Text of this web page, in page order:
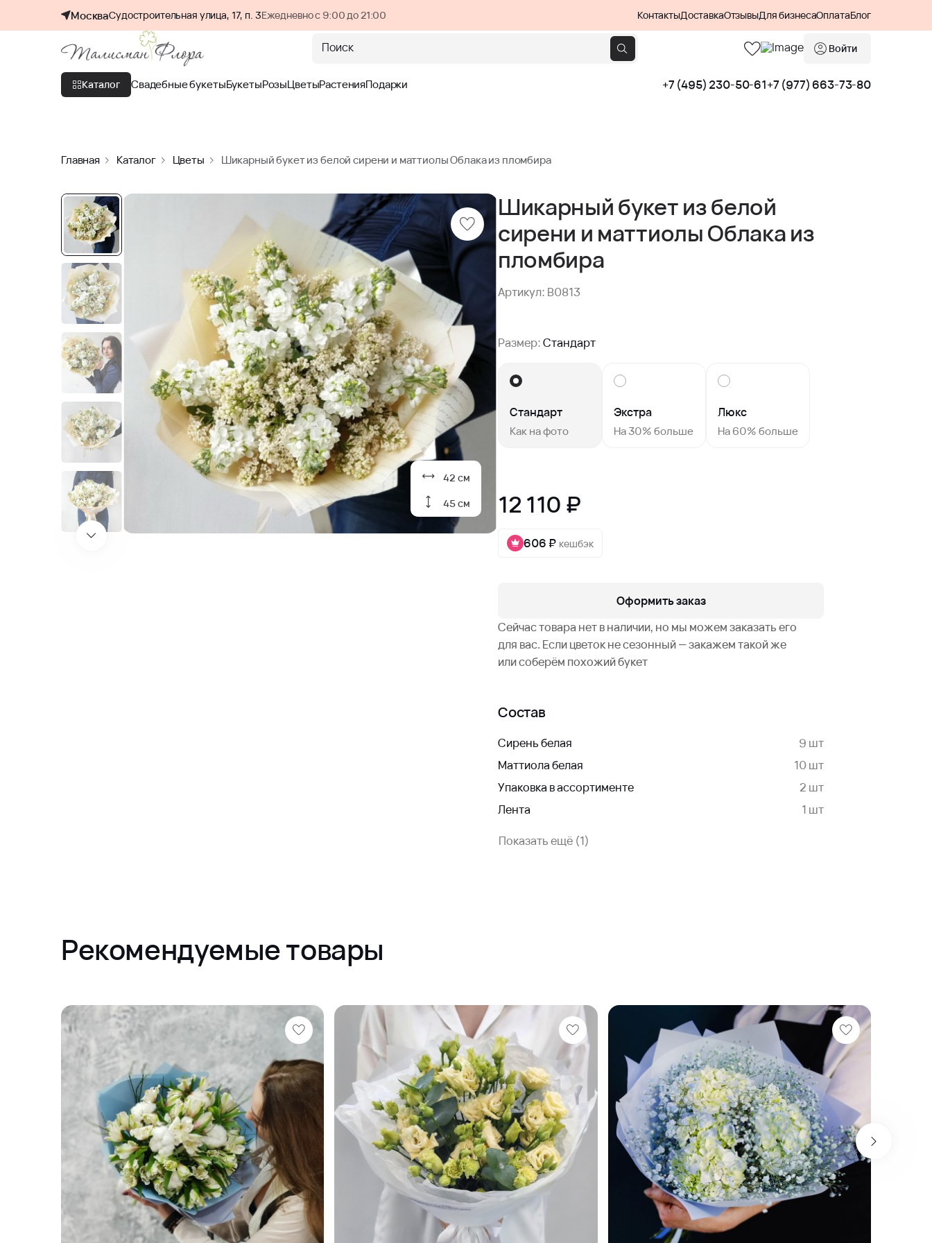
МоскваСудостроительная улица, 17, п. 3Ежедневно с 9:00 до 21:00 КонтактыДоставкаОтзывыДля бизнесаОплатаБлог
Поиск Войти
Каталог Свадебные букетыБукетыРозыЦветыРастенияПодарки +7 (495) 230-50-61+7 (977) 663-73-80
Главная Каталог Цветы Шикарный букет из белой сирени и маттиолы Облака из пломбира
42 см
45 см
Шикарный букет из белой
сирени и маттиолы Облака из
пломбира
Артикул: B0813
Размер:Стандарт
Стандарт
Как на фото
Экстра
На 30% больше
Люкс
На 60% больше
12 110 ₽
606 ₽ кешбэк
Оформить заказ
Сейчас товара нет в наличии, но мы можем заказать его
для вас. Если цветок не сезонный — закажем такой же
или соберём похожий букет
Состав
Сирень белая
9 шт
Маттиола белая
10 шт
Упаковка в ассортименте
2 шт
Лента
1 шт
Показать ещё (1)
Рекомендуемые товары